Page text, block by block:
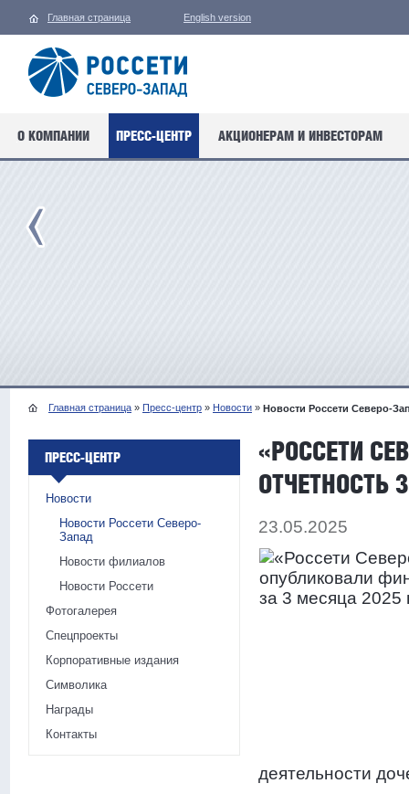
Главная страница English version
О КОМПАНИИ ПРЕСС-ЦЕНТР АКЦИОНЕРАМ И ИНВЕСТОРАМ
Главная страница » Пресс-центр » Новости » Новости Россети Северо-
ПРЕСС-ЦЕНТР
Новости
Новости Россети Северо-
Запад
Новости филиалов
Новости Россети
Фотогалерея
Спецпроекты
Корпоративные издания
Символика
Награды
Контакты
«РОССЕТИ
ОТЧЕТНОСТЬ
23.05.2025
деятельности